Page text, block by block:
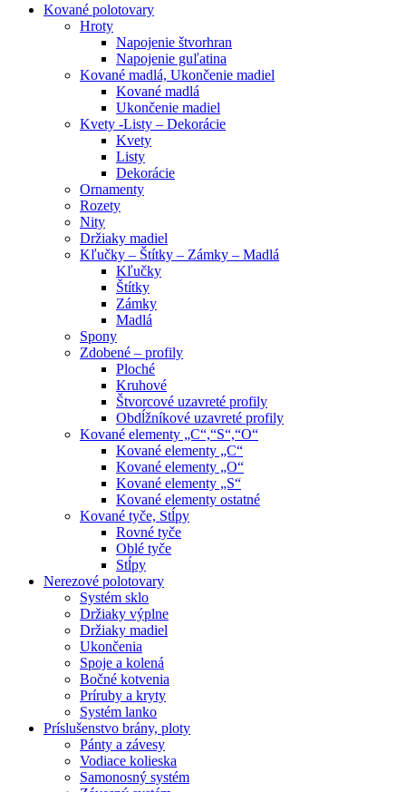
Kované polotovary
Hroty
Napojenie štvorhran
Napojenie guľatina
Kované madlá, Ukončenie madiel
Kované madlá
Ukončenie madiel
Kvety -Listy – Dekorácie
Kvety
Listy
Dekorácie
Ornamenty
Rozety
Nity
Držiaky madiel
Kľučky – Štítky – Zámky – Madlá
Kľučky
Štítky
Zámky
Madlá
Spony
Zdobené – profily
Ploché
Kruhové
Štvorcové uzavreté profily
Obdĺžníkové uzavreté profily
Kované elementy „C“,“S“,“O“
Kované elementy „C“
Kované elementy „O“
Kované elementy „S“
Kované elementy ostatné
Kované tyče, Stĺpy
Rovné tyče
Oblé tyče
Stĺpy
Nerezové polotovary
Systém sklo
Držiaky výplne
Držiaky madiel
Ukončenia
Spoje a kolená
Bočné kotvenia
Príruby a kryty
Systém lanko
Príslušenstvo brány, ploty
Pánty a závesy
Vodiace kolieska
Samonosný systém